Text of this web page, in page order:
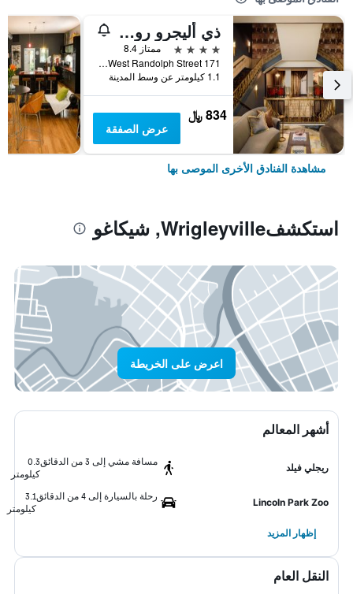
ذي أليجرو رويال سونيستا هوتل شيكاجو لوب
4 نجوم
ممتاز 8.4
171 West Randolph Street, شيكاغو, IL, الولايات المتحدة الأميريكية
1.1 كيلومتر عن وسط المدينة
834 ﷼
عرض الصفقة
مشاهدة الفنادق الأخرى الموصى بها
استكشفWrigleyville, شيكاغو
اعرض على الخريطة
أشهر المعالم
ريجلي فيلد
مسافة مشي إلى 3 من الدقائق
0.3
كيلومتر
Lincoln Park Zoo
رحلة بالسيارة إلى 4 من الدقائق
3.1
كيلومتر
إظهار المزيد
النقل العام